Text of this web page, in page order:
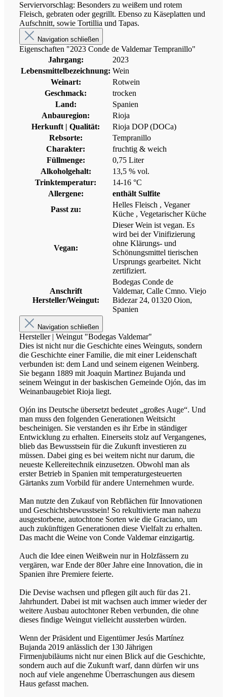
Serviervorschlag: Besonders zu weißem und rotem
Fleisch, gebraten oder gegrillt. Ebenso zu Käseplatten und
Aufschnitt, sowie Tortillia und Tapas.
Navigation schließen
Eigenschaften "2023 Conde de Valdemar Tempranillo"
Jahrgang:
2023
Lebensmittelbezeichnung: Wein
Weinart:
Rotwein
Geschmack:
trocken
Land:
Spanien
Anbauregion:
Rioja
Herkunft | Qualität:
Rioja DOP (DOCa)
Rebsorte:
Tempranillo
Charakter:
fruchtig & weich
Füllmenge:
0,75 Liter
Alkoholgehalt:
13,5 % vol.
Trinktemperatur:
14-16 °C
Allergene:
enthält Sulfite
Passt zu:
Helles Fleisch , Veganer
Küche , Vegetarischer Küche
Vegan:
Dieser Wein ist vegan. Es
wird bei der Vinifizierung
ohne Klärungs- und
Schönungsmittel tierischen
Ursprungs gearbeitet. Nicht
zertifiziert.
Anschrift
Hersteller/Weingut:
Bodegas Conde de
Valdemar, Calle Cmno. Viejo
Bidezar 24, 01320 Oion,
Spanien
Navigation schließen
Hersteller | Weingut "Bodegas Valdemar"
Dies ist nicht nur die Geschichte eines Weinguts, sondern
die Geschichte einer Familie, die mit einer Leidenschaft
verbunden ist: dem Land und seinem eigenen Weinberg.
Sie begann 1889 mit Joaquin Martinez Bujanda und
seinem Weingut in der baskischen Gemeinde Ojón, das im
Weinanbaugebiet Rioja liegt.
Ojón ins Deutsche übersetzt bedeutet „großes Auge“. Und
man muss den folgenden Generationen Weitsicht
bescheinigen. Sie verstanden es ihr Erbe in ständiger
Entwicklung zu erhalten. Einerseits stolz auf Vergangenes,
blieb das Bewusstsein für die Zukunft investieren zu
müssen. Dabei ging es bei weitem nicht nur darum, die
neueste Kellereitechnik einzusetzen. Obwohl man als
erster Betrieb in Spanien mit temperaturgesteuerten
Gärtanks zum Vorbild für andere Unternehmen wurde.
Man nutzte den Zukauf von Rebflächen für Innovationen
und Geschichtsbewusstsein! So rekultivierte man nahezu
ausgestorbene, autochtone Sorten wie die Graciano, um
auch zukünftigen Generationen diese Vielfalt zu erhalten.
Das macht die Weine von Conde Valdemar einzigartig.
Auch die Idee einen Weißwein nur in Holzfässern zu
vergären, war Ende der 80er Jahre eine Innovation, die in
Spanien ihre Premiere feierte.
Die Devise wachsen und pflegen gilt auch für das 21.
Jahrhundert. Dabei ist mit wachsen auch immer wieder der
weitere Ausbau autochtoner Reben verbunden, die ohne
dieses findige Weingut vielleicht aussterben würden.
Wenn der Präsident und Eigentümer Jesús Martínez
Bujanda 2019 anlässlich der 130 Jährigen
Firmenjubiläums nicht nur einen Blick auf die Geschichte,
sondern auch auf die Zukunft warf, dann dürfen wir uns
noch auf viele angenehme Überraschungen aus diesem
Haus gefasst machen.